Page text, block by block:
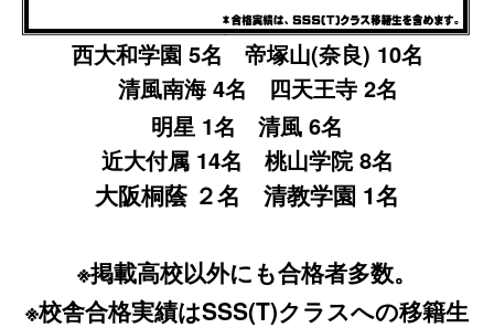
西大和学園 5名 帝塚山(奈良) 10名
清風南海 4名 四天王寺 2名
明星 1名 清風 6名
近大付属 14名 桃山学院 8名
大阪桐蔭 ２名 清教学園 1名
※掲載高校以外にも合格者多数。
※校舎合格実績はSSS(T)クラスへの移籍生